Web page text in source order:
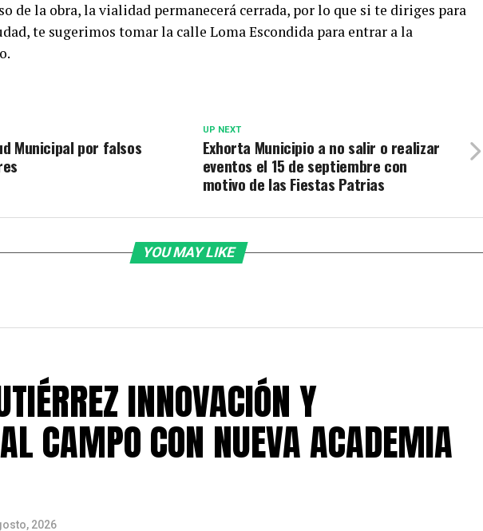
de la obra, la vialidad permanecerá cerrada, por lo que si te diriges para
te sugerimos tomar la calle Loma Escondida para entrar a la
UP NEXT
Exhorta Municipio a no salir o realizar
eventos el 15 de septiembre con
motivo de las Fiestas Patrias
Municipal por falsos
YOU MAY LIKE
INNOVACIÓN Y
CAMPO CON NUEVA ACADEMIA
2026